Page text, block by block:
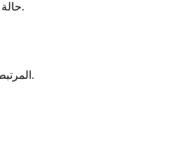
حالة دورة الحياة الحالية لهذا المورد.
معرّف ملف تستخدمه APIs المرتبطة.